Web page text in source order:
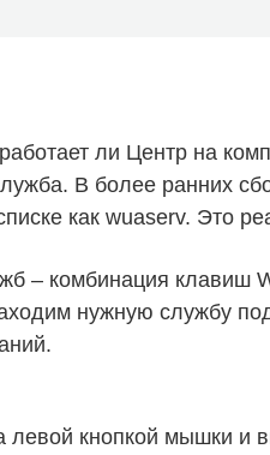
ли Центр на
В более ранних
как wuaserv. Это
– комбинация клавиш
нужную службу
левой кнопкой мышки и